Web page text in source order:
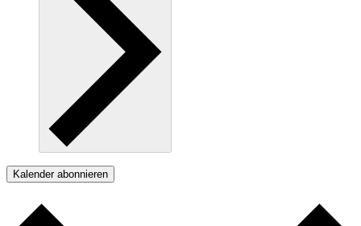
Kalender abonnieren